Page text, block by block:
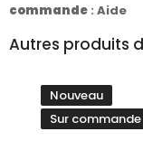
commande : Aide
Autres produits
Nouveau
Sur commande